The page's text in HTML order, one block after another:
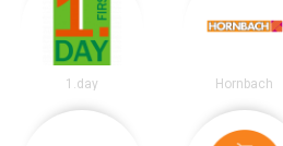
1.day Hornbach